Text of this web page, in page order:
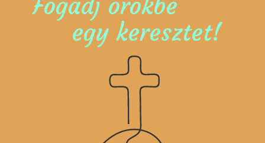
Fogadj örökbe
egy keresztet!